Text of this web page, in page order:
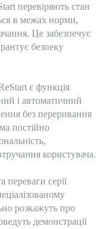
перевіряють стан
в межах норми,
Це забезпечує
безпеку
є функція
і автоматичний
без переривання
постійно
користувача.
переваги серії
розкажуть про
демонстрації